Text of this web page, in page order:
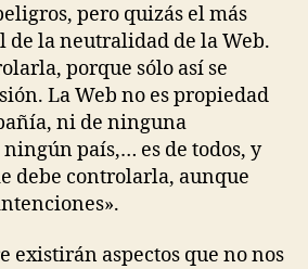
pero quizás el más
de la neutralidad de la Web.
porque sólo así se
La Web no es propiedad
ni de ninguna
país,… es de todos, y
debe controlarla, aunque
existirán aspectos que no nos